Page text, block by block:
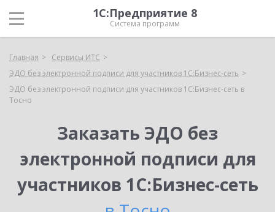
1С:Предприятие 8
Система программ
Главная
Сервисы ИТС
ЭДО без электронной подписи для участников 1С:Бизнес-сеть
ЭДО без электронной подписи для участников 1С:Бизнес-сеть в
Тосно
Заказать ЭДО без
электронной подписи для
участников 1С:Бизнес-сеть